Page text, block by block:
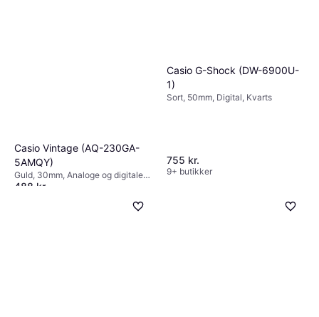
Casio Vintage (AQ-230GA-
5AMQY)
Guld, 30mm, Analoge og digitale
visere, Kvarts
488 kr.
Casio G-Shock (DW-6900U-
1)
Sort, 50mm, Digital, Kvarts
755 kr.
9+ butikker